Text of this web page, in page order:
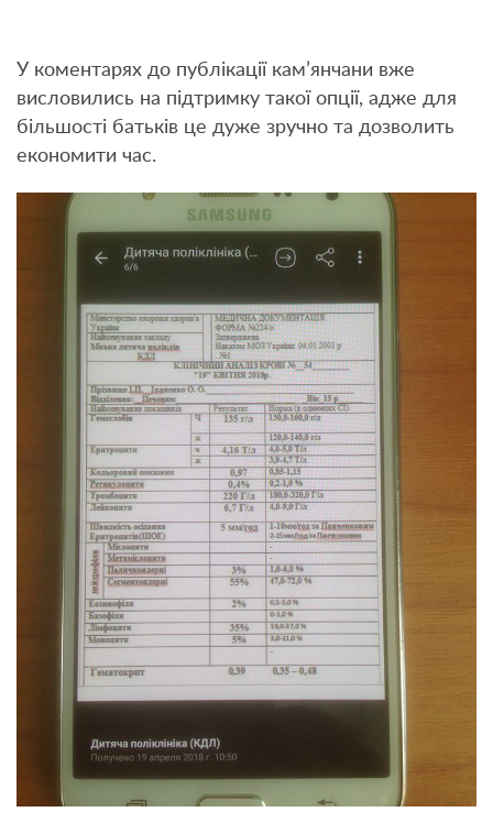
У коментарях до публікації кам’янчани вже
висловились на підтримку такої опції, адже для
більшості батьків це дуже зручно та дозволить
економити час.